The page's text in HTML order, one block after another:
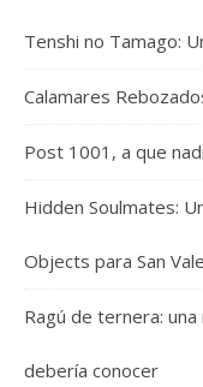
Tenshi no Tamago:
Calamares
Post 1001, a que
Hidden Soulmates:
Objects para San
Ragú de ternera:
debería conocer